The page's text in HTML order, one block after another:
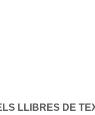
LLIBRES DE